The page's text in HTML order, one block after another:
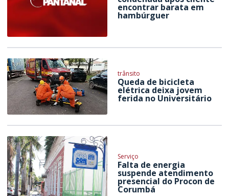
encontrar barata em
hambúrguer
trânsito
Queda de bicicleta
elétrica deixa jovem
ferida no Universitário
Serviço
Falta de energia
suspende atendimento
presencial do Procon de
Corumbá